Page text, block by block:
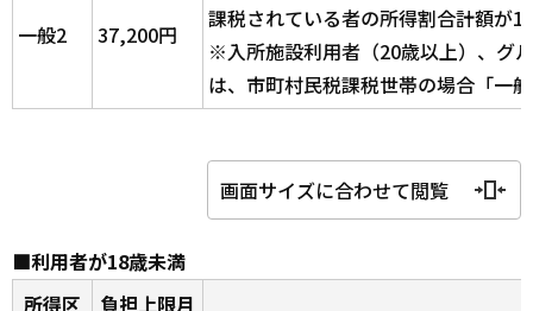
一般2 37,200円
課税されている者の所得割合計額が
※入所施設利用者（20歳以上）、グ
は、市町村民税課税世帯の場合「一
画面サイズに合わせて閲覧
■利用者が18歳未満
所得区
負担上限月